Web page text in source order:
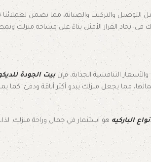
والتركيب والصيانة، مما يضمن لعملائنا
اتخاذ القرار الأمثل بناءً على مساحة منزلك
والأسعار التنافسية الجذابة، فإنبيت الجودة
مما يجعل منزلك يبدو أكثر أناقة ودفئ. كما
الباركيه هو استثمار في جمال وراحة منزلك.